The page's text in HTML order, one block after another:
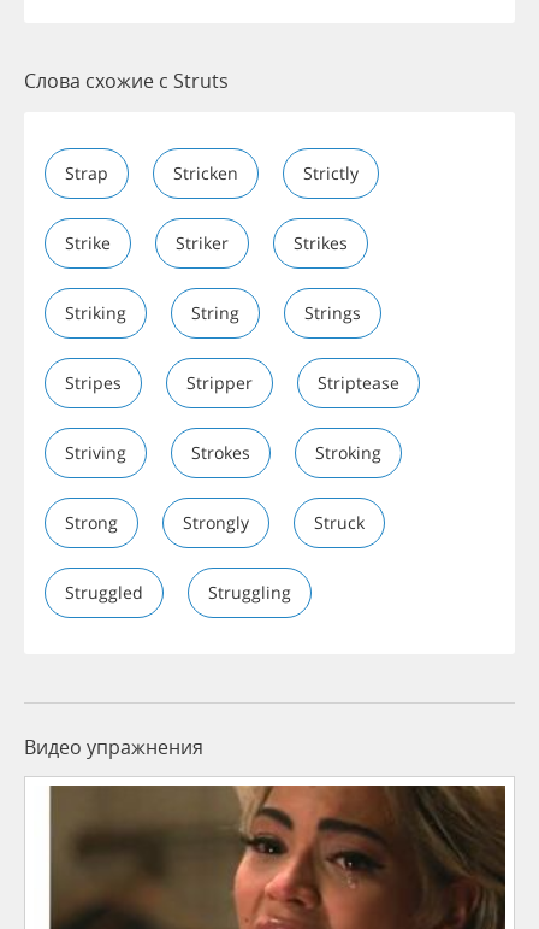
Слова схожие с Struts
Strap Stricken Strictly
Strike Striker Strikes
Striking String Strings
Stripes Stripper Striptease
Striving Strokes Stroking
Strong Strongly Struck
Struggled Struggling
Видео упражнения